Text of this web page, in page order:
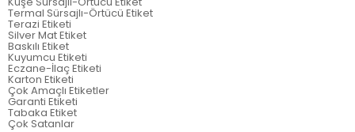
Termal Sürsajlı-Örtücü Etiket
Terazi Etiketi
Silver Mat Etiket
Baskılı Etiket
Kuyumcu Etiketi
Eczane-İlaç Etiketi
Karton Etiketi
Çok Amaçlı Etiketler
Garanti Etiketi
Tabaka Etiket
Çok Satanlar